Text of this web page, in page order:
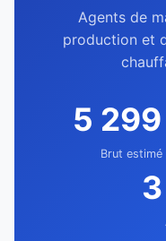
Agents de
production et
5
Brut estimé